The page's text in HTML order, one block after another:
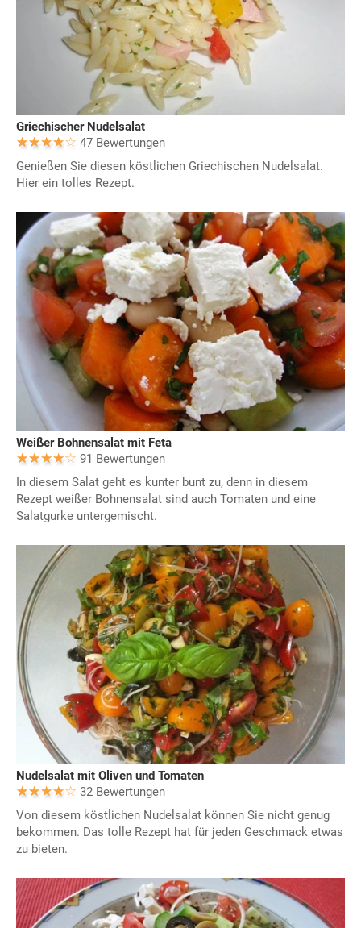
Griechischer Nudelsalat
47 Bewertungen
Genießen Sie diesen köstlichen Griechischen Nudelsalat.
Hier ein tolles Rezept.
Weißer Bohnensalat mit Feta
91 Bewertungen
In diesem Salat geht es kunter bunt zu, denn in diesem
Rezept weißer Bohnensalat sind auch Tomaten und eine
Salatgurke untergemischt.
Nudelsalat mit Oliven und Tomaten
32 Bewertungen
Von diesem köstlichen Nudelsalat können Sie nicht genug
bekommen. Das tolle Rezept hat für jeden Geschmack etwas
zu bieten.